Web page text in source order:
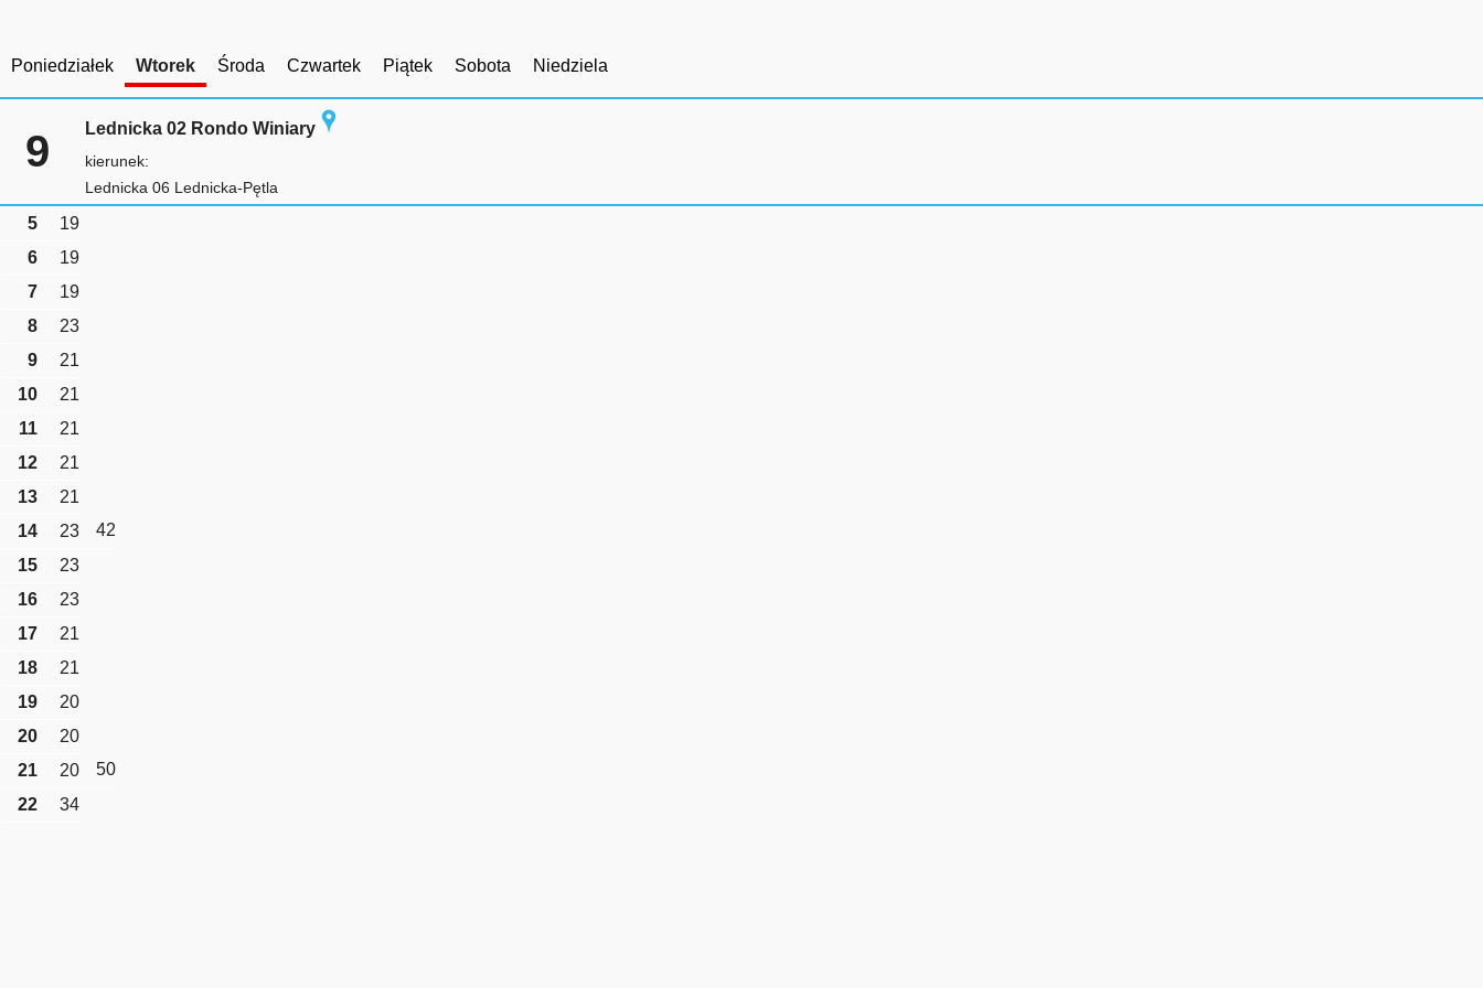
Poniedziałek Wtorek Środa Czwartek Piątek Sobota Niedziela
9 Lednicka 02 Rondo Winiary
kierunek:
Lednicka 06 Lednicka-Pętla
5
19
6
19
7
19
8
23
9
21
10
21
11
21
12
21
13
21
14
23
42
15
23
16
23
17
21
18
21
19
20
20
20
21
20
50
22
34